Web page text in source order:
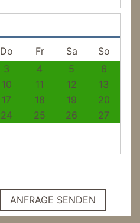
Do Fr Sa
So
3 4 5
6
10 11 12
13
17 18 19
20
24 25 26
27
ANFRAGE SENDEN